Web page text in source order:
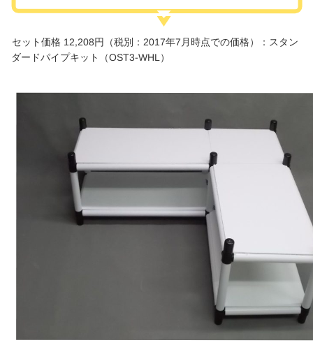
​セット価格 12,208円（税別：2017年7月時点での価格）：スタン
ダードパイプキット（OST3-WHL）